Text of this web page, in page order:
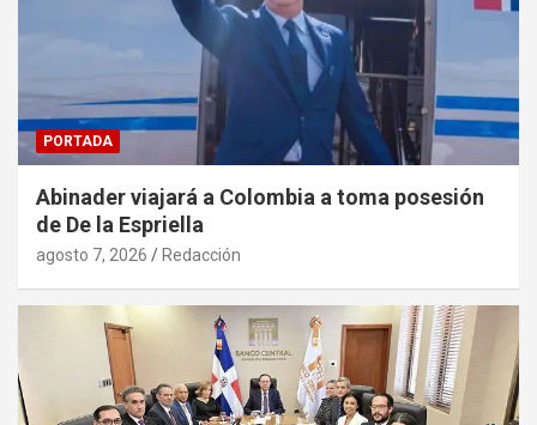
PORTADA
Abinader viajará a Colombia a toma posesión
de De la Espriella
agosto 7, 2026 Redacción